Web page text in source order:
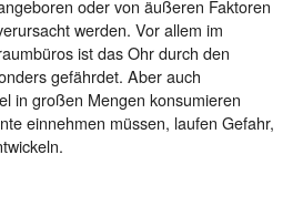
oder von äußeren Faktoren
werden. Vor allem im
ist das Ohr durch den
gefährdet. Aber auch
in großen Mengen konsumieren
einnehmen müssen, laufen Gefahr,